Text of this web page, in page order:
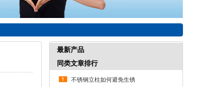
最新产品
同类文章排行
不锈钢立柱如何避免生锈